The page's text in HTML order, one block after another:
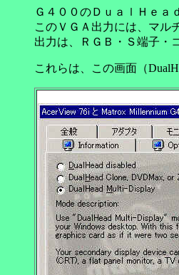
Ｇ４００のＤｕａｌＨｅａ
このＶＧＡ出力には、マル
出力は、ＲＧＢ・Ｓ端子・
これらは、この画面（